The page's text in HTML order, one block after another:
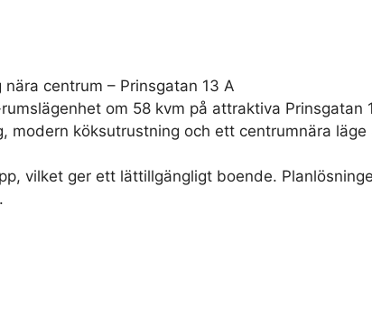
centrum – Prinsgatan 13 A
om 58 kvm på attraktiva Prinsgatan
köksutrustning och ett centrumnära
vilket ger ett lättillgängligt boende.